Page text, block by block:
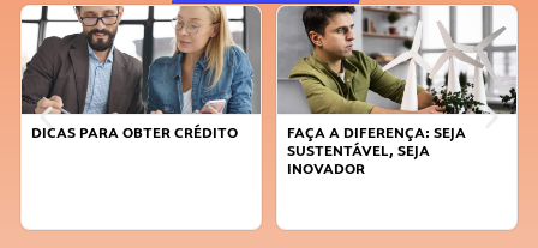
DICAS PARA OBTER CRÉDITO
FAÇA A DIFERENÇA: SEJA
SUSTENTÁVEL, SEJA
INOVADOR